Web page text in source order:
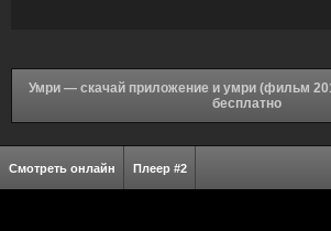
Умри — скачай приложение и умри (фильм
бесплатно
Смотреть онлайн Плеер #2